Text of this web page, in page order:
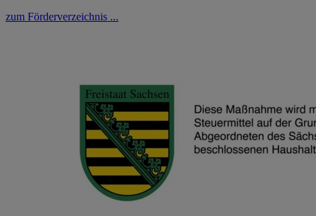
zum Förderverzeichnis ...